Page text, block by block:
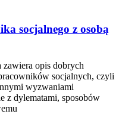
socjalnego z osobą
opis dobrych
socjalnych, czyli
wyzwaniami
z dylematami, sposobów